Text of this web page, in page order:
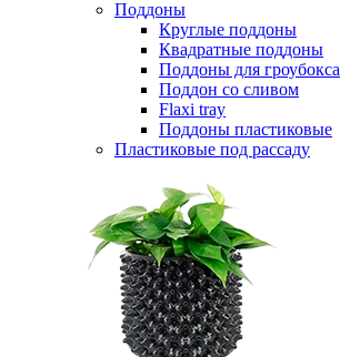
Поддоны
Круглые поддоны
Квадратные поддоны
Поддоны для гроубокса
Поддон со сливом
Flaxi tray
Поддоны пластиковые
Пластиковые под рассаду